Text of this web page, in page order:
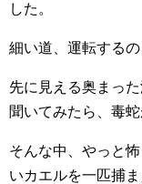
した。
細い道、運転するの
先に見える奥まっ
聞いてみたら、毒
そんな中、やっと
いカエルを一匹捕